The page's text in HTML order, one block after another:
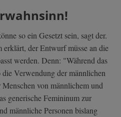
so ein Gesetzt sein, sagt der.
der Entwurf müsse an die
werden. Denn: "Während das
Verwendung der männlichen
von männlichem und
generische Femininum zur
männliche Personen bislang